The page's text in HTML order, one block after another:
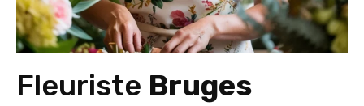
Fleuriste Bruges